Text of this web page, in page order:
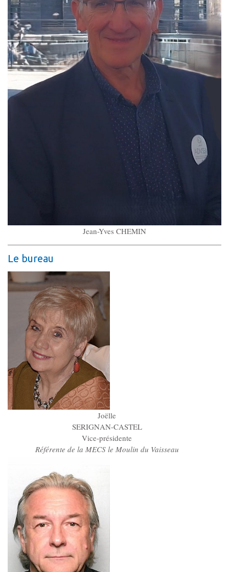
Conseil d’administration
Le siège
Son équipe
Les Pôles
Pôle Socio-­Éducatif
Service de Prévention spécialisée territorialisée
Pôle Milieu Ouvert
SIE
AEMO
AEMO H
Pôle Protection et Soutien Familial
AGBF
Placement familial spécialisé
Pôle Hébergement Collectif
Le Moulin du Vaisseau
La Verdière
Les Sources
Jean-Yves CHEMIN
Le bureau
Joëlle
SERIGNAN-CASTEL
Vice-présidente
Référente de la MECS le Moulin du Vaisseau